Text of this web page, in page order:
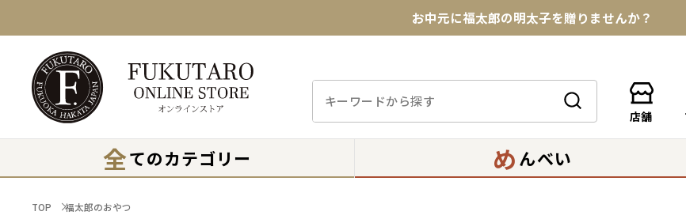
お中元に福太郎の明太子を贈りませんか？
【色々な味を試したい方へ】ポストイン！めんべい
送料全国一律770円！10,800円以上で送料無料
店舗
全てのカテゴリー め んべい
TOP 福太郎のおやつ